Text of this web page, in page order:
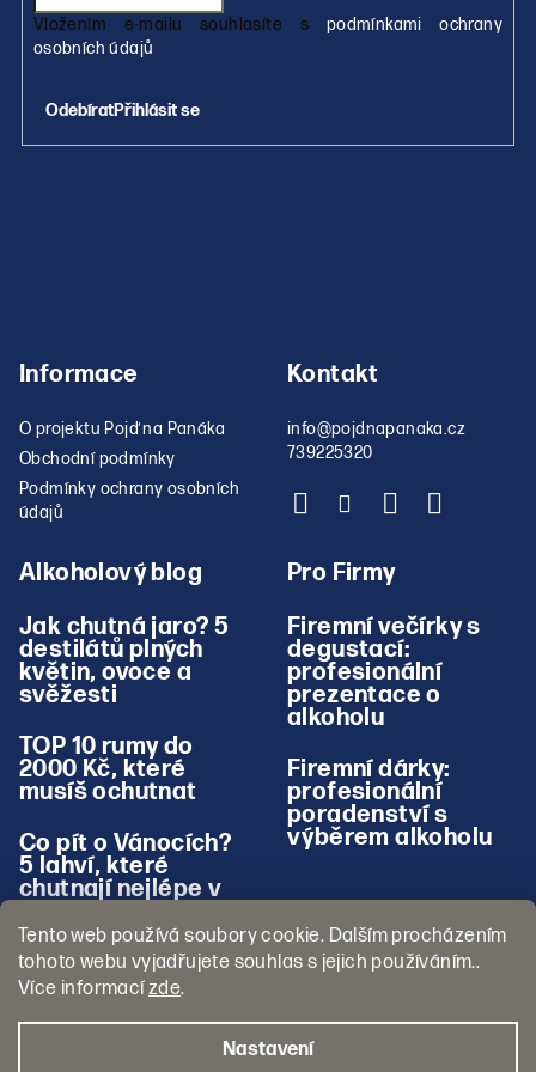
Tento web používá soubory cookie. Dalším procházením
tohoto webu vyjadřujete souhlas s jejich používáním..
Více informacízde.
Nastavení
v
p
Vložením e-mailu souhlasíte s podmínkami ochrany
osobních údajů
Přihlásit se
Informace
O projektu Pojď na Panáka
Obchodní podmínky
Podmínky ochrany osobních
údajů
Kontakt
info@pojdnapanaka.cz
739225320
Alkoholový blog
Jak chutná jaro? 5
destilátů plných
květin, ovoce a
svěžesti
TOP 10 rumy do
2000 Kč, které
musíš ochutnat
Co pít o Vánocích?
5 lahví, které
chutnají nejlépe v
Pro Firmy
Firemní večírky s
degustací:
profesionální
prezentace o
alkoholu
Firemní dárky:
profesionální
poradenství s
výběrem alkoholu